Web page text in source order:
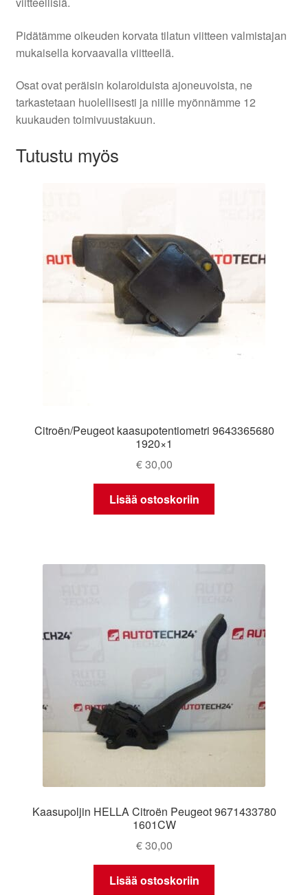
Pidätämme oikeuden korvata tilatun viitteen valmistajan
mukaisella korvaavalla viitteellä.
Osat ovat peräisin kolaroiduista ajoneuvoista, ne
tarkastetaan huolellisesti ja niille myönnämme 12
kuukauden toimivuustakuun.
Tutustu myös
Citroën/Peugeot kaasupotentiometri 9643365680
1920×1
€30,00
Lisää ostoskoriin
Kaasupoljin HELLA Citroën Peugeot 9671433780
1601CW
€30,00
Lisää ostoskoriin